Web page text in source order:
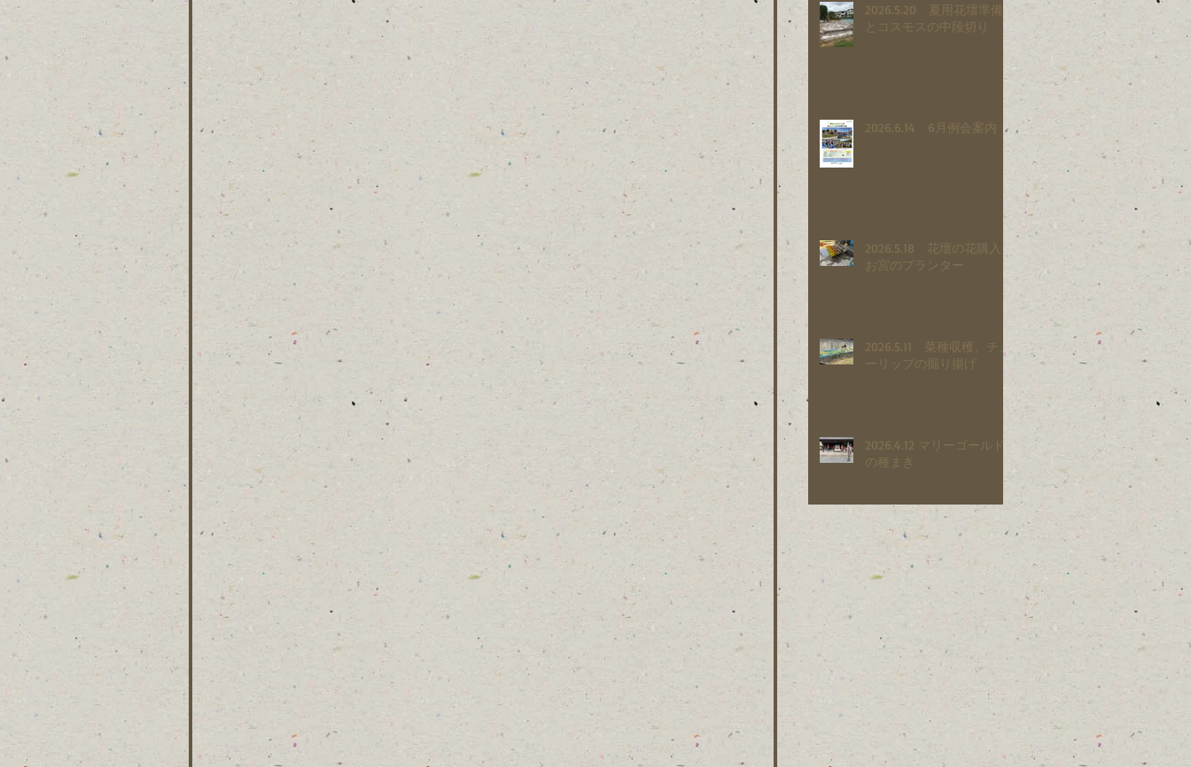
2026.5.20 夏用花壇準備
とコスモスの中段切り
2026.6.14 6月例会案内
2026.5.18 花壇の花購入と
お宮のプランター
2026.5.11 菜種収穫、チュ
ーリップの掘り揚げ
2026.4.12 マリーゴールド
の種まき